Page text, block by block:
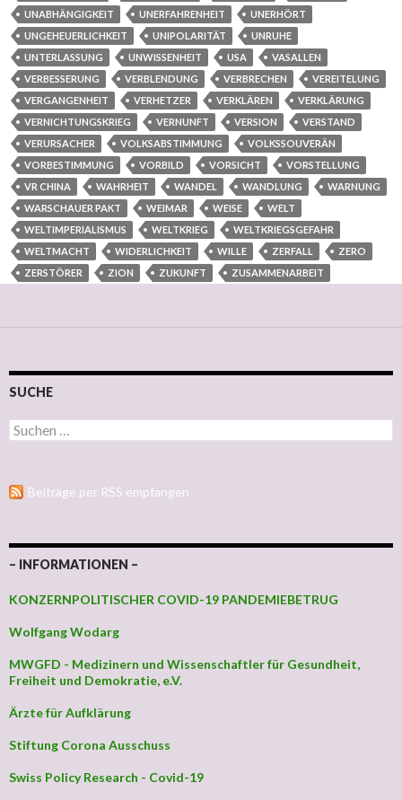
UNABHÄNGIGKEIT UNERFAHRENHEIT
UNERHÖRT
UNGEHEUERLICHKEIT
UNIPOLARITÄT
UNRUHE
UNTERLASSUNG
UNWISSENHEIT USA
VASALLEN
VERBESSERUNG
VERBLENDUNG VERBRECHEN
VEREITELUNG
VERGANGENHEIT
VERHETZER VERKLÄREN
VERKLÄRUNG
VERNICHTUNGSKRIEG
VERNUNFT VERSION
VERSTAND
VERURSACHER
VOLKSABSTIMMUNG
VOLKSSOUVERÄN
VORBESTIMMUNG
VORBILD VORSICHT
VORSTELLUNG
VR CHINA
WAHRHEIT WANDEL WANDLUNG
WARNUNG
WARSCHAUER PAKT
WEIMAR WEISE
WELT
WELTIMPERIALISMUS
WELTKRIEG
WELTKRIEGSGEFAHR
WELTMACHT
WIDERLICHKEIT WILLE ZERFALL
ZERO
ZERSTÖRER
ZION ZUKUNFT ZUSAMMENARBEIT
SUCHE
Suchen nach:
Beiträge per RSS empfangen
– INFORMATIONEN –
KONZERNPOLITISCHER COVID-19 PANDEMIEBETRUG
Wolfgang Wodarg
MWGFD - Medizinern und Wissenschaftler für Gesundheit,
Freiheit und Demokratie, e.V.
Ärzte für Aufklärung
Stiftung Corona Ausschuss
Swiss Policy Research - Covid-19